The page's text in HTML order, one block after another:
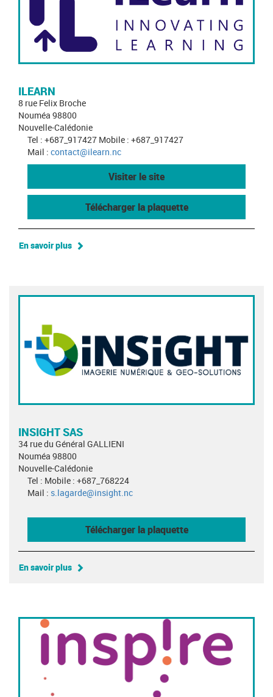
ILEARN
8 rue Felix Broche
Nouméa 98800
Nouvelle-Calédonie
Tel : +687_917427 Mobile : +687_917427
Mail : contact@ilearn.nc
Visiter le site
Télécharger la plaquette
En savoir plus
INSIGHT SAS
34 rue du Général GALLIENI
Nouméa 98800
Nouvelle-Calédonie
Tel : Mobile : +687_768224
Mail : s.lagarde@insight.nc
Télécharger la plaquette
En savoir plus